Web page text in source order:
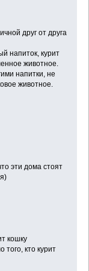
друг от друга
напиток, курит
животное.
напитки, не
животное.
эти дома стоят
кошку
кто курит